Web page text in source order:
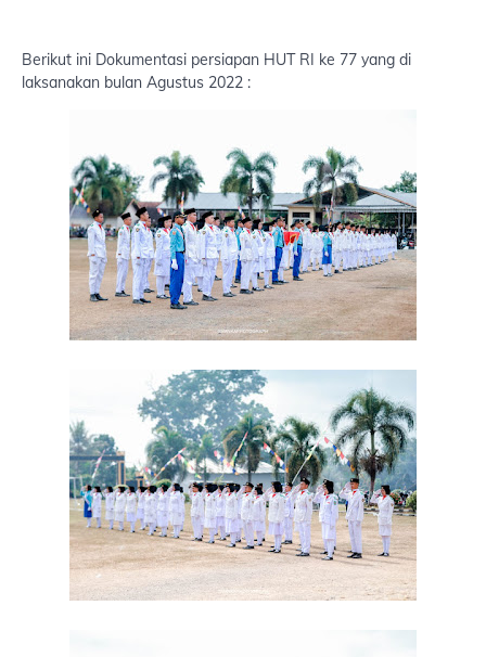
Berikut ini Dokumentasi persiapan HUT RI ke 77 yang di
laksanakan bulan Agustus 2022 :